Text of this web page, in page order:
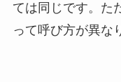
ては同じです。た
って呼び方が異な